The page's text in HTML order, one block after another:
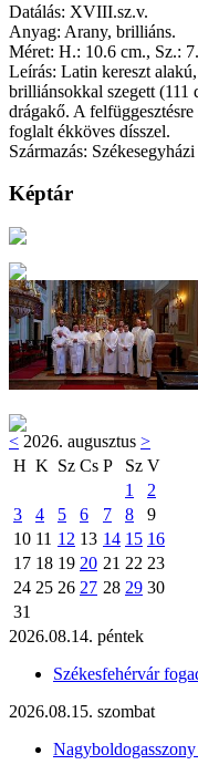
Datálás: XVIII.sz.v.
Anyag: Arany, brilliáns.
Méret: H.: 10.6 cm., Sz.:
Leírás: Latin kereszt
brilliánsokkal szegett (111
drágakő. A
foglalt ékköves dísszel.
Származás:
Képtár
< 2026. augusztus >
H K Sz Cs P Sz V
1
2
3
4 5 6 7 8
9
10 11 12 13 14 15 16
17 18 19 20 21 22 23
24 25 26 27 28 29 30
31
2026.08.14. péntek
Székesfehérvár
2026.08.15. szombat